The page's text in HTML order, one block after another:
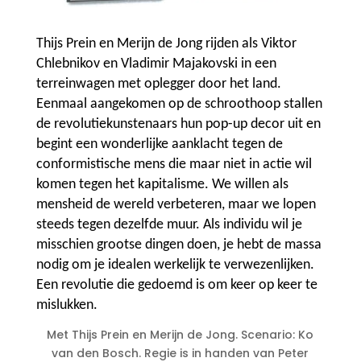
Thijs Prein en Merijn de Jong rijden als Viktor
Chlebnikov en Vladimir Majakovski in een
terreinwagen met oplegger door het land.
Eenmaal aangekomen op de schroothoop stallen
de revolutiekunstenaars hun pop-up decor uit en
begint een wonderlijke aanklacht tegen de
conformistische mens die maar niet in actie wil
komen tegen het kapitalisme. We willen als
mensheid de wereld verbeteren, maar we lopen
steeds tegen dezelfde muur. Als individu wil je
misschien grootse dingen doen, je hebt de massa
nodig om je idealen werkelijk te verwezenlijken.
Een revolutie die gedoemd is om keer op keer te
mislukken.
Met Thijs Prein en Merijn de Jong. Scenario: Ko
van den Bosch. Regie is in handen van Peter